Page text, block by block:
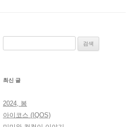
최신 글
2024, 봄
아이코스 (IQOS)